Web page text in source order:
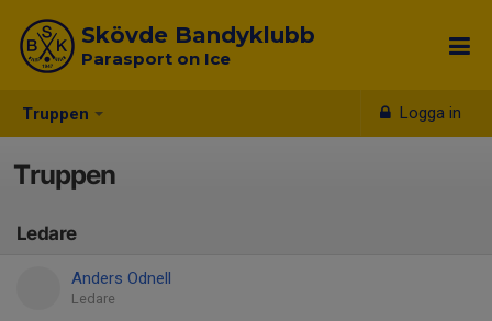
Truppen Logga in
Skövde Bandyklubb
Parasport on Ice
Truppen
Ledare
Anders Odnell
Ledare